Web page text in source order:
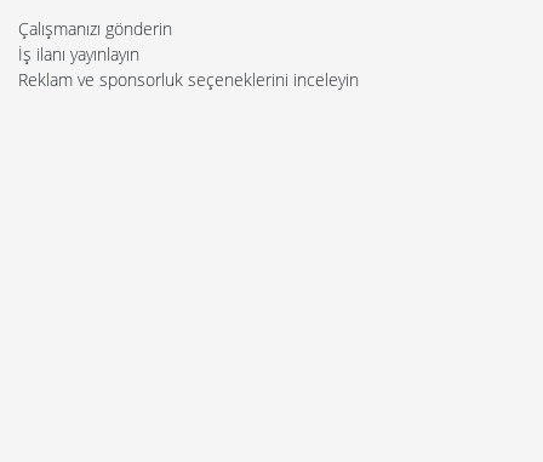
Çalışmanızı gönderin
İş ilanı yayınlayın
Reklam ve sponsorluk seçeneklerini inceleyin